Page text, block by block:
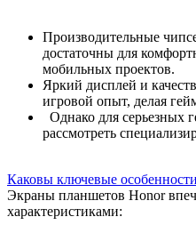
Производительные
достаточны для
мобильных проектов.
Яркий дисплей и
игровой опыт, делая
Однако для серьезных
рассмотреть
Каковы ключевые
Экраны планшетов Honor
характеристиками: